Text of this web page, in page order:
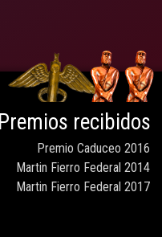
Premios recibidos
Premio Caduceo 2016
Martin Fierro Federal 2014
Martin Fierro Federal 2017